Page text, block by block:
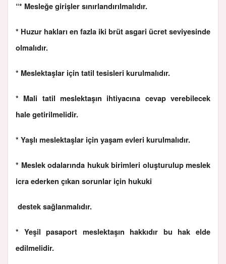
“* Mesleğe girişler sınırlandırılmalıdır.
* Huzur hakları en fazla iki brüt asgari ücret seviyesinde
olmalıdır.
* Meslektaşlar için tatil tesisleri kurulmalıdır.
* Mali tatil meslektaşın ihtiyacına cevap verebilecek
hale getirilmelidir.
* Yaşlı meslektaşlar için yaşam evleri kurulmalıdır.
* Meslek odalarında hukuk birimleri oluşturulup meslek
icra ederken çıkan sorunlar için hukuki
destek sağlanmalıdır.
* Yeşil pasaport meslektaşın hakkıdır bu hak elde
edilmelidir.